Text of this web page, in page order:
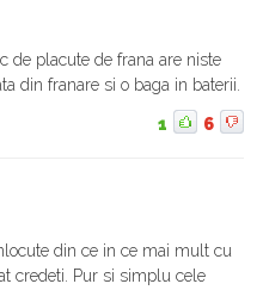
de placute de frana are niste
din franare si o baga in baterii.
1 6
din ce in ce mai mult cu
credeti. Pur si simplu cele